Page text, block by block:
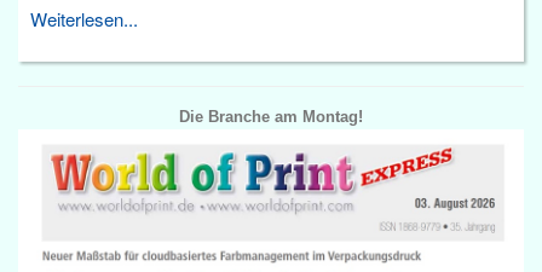
Weiterlesen...
Die Branche am Montag!